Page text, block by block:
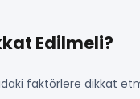
Edilmeli?
faktörlere dikkat